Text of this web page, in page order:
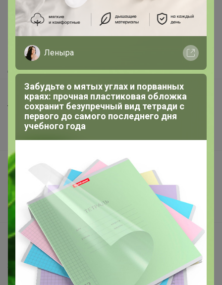
Как здесь все устроено?
Как сделать заказ?
Как получить?
Доставка
Шоурумы
Торговые марки
Наша команда
В наличии
Подарочные сертификаты
Реклама на сайте
Поставщикам
Вакансии
support@24-ok.ru
Написать в поддержку
Защита покупателя
Помощь
Леныра
Забудьте о мятых углах и порванных
краях: прочная пластиковая обложка
сохранит безупречный вид тетради с
первого до самого последнего дня
учебного года